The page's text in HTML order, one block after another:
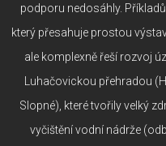
podporu nedosáhly.
který přesahuje prostou
ale komplexně řeší rozvoj
Luhačovickou přehradou
Slopné), které tvořily velký
vyčištění vodní nádrže